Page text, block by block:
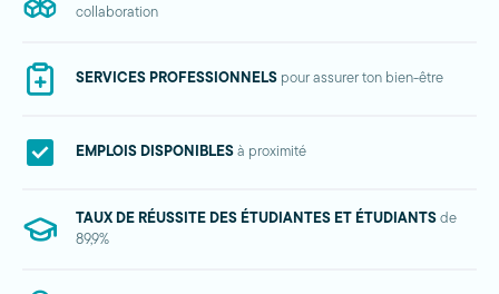
collaboration
SERVICES PROFESSIONNELS pour assurer ton bien-être
EMPLOIS DISPONIBLES à proximité
TAUX DE RÉUSSITE DES ÉTUDIANTES ET ÉTUDIANTS de
89,9%